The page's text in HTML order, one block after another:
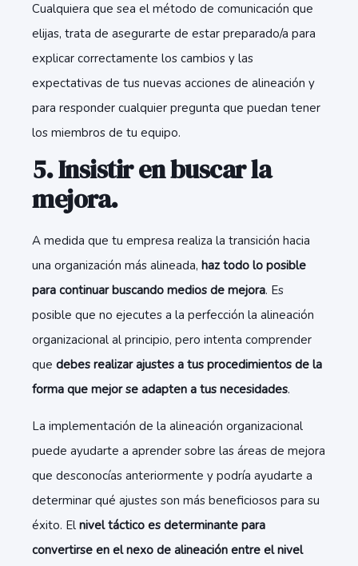
Cualquiera que sea el método de comunicación que
elijas, trata de asegurarte de estar preparado/a para
explicar correctamente los cambios y las
expectativas de tus nuevas acciones de alineación y
para responder cualquier pregunta que puedan tener
los miembros de tu equipo.
5. Insistir en buscar la
mejora.
A medida que tu empresa realiza la transición hacia
una organización más alineada, haz todo lo posible
para continuar buscando medios de mejora. Es
posible que no ejecutes a la perfección la alineación
organizacional al principio, pero intenta comprender
que debes realizar ajustes a tus procedimientos de la
forma que mejor se adapten a tus necesidades.
La implementación de la alineación organizacional
puede ayudarte a aprender sobre las áreas de mejora
que desconocías anteriormente y podría ayudarte a
determinar qué ajustes son más beneficiosos para su
éxito. El nivel táctico es determinante para
convertirse en el nexo de alineación entre el nivel